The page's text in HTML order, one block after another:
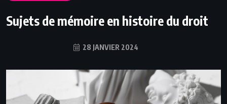
Sujets de mémoire en histoire du droit
28 JANVIER 2024